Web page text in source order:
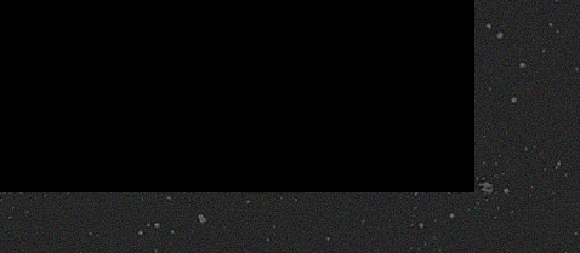
Report More Videos